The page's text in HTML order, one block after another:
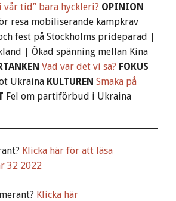
vår tid” bara hyckleri? OPINION
resa mobiliserande kampkrav
fest på Stockholms prideparad |
| Ökad spänning mellan Kina
Vad var det vi sa? FOKUS
Ukraina KULTUREN Smaka på
Fel om partiförbud i Ukraina
Klicka här för att läsa
32 2022
Klicka här